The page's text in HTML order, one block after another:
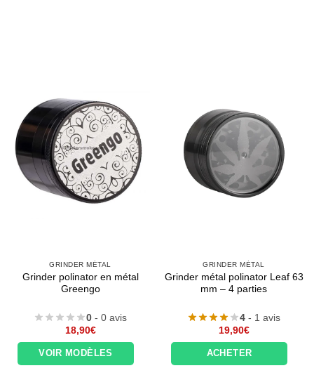
GRINDER MÉTAL
Grinder polinator en métal
Greengo
0 - 0 avis
18,90€
VOIR MODÈLES
GRINDER MÉTAL
Grinder métal polinator Leaf 63
mm – 4 parties
4 - 1 avis
19,90€
ACHETER